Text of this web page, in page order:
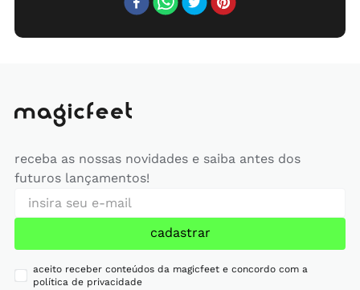
receba as nossas novidades e saiba antes dos
futuros lançamentos!
cadastrar
aceito receber conteúdos da magicfeet e concordo com a
política de privacidade